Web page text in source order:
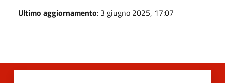
Ultimo aggiornamento: 3 giugno 2025, 17:07